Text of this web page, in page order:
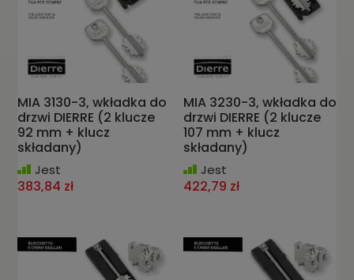
MIA 3130-3, wkładka do
drzwi DIERRE (2 klucze
92 mm + klucz
składany)
Jest
383,84 zł
MIA 3230-3, wkładka do
drzwi DIERRE (2 klucze
107 mm + klucz
składany)
Jest
422,79 zł